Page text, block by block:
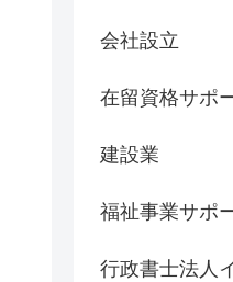
会社設立
在留資格サポ
建設業
福祉事業サポ
行政書士法人